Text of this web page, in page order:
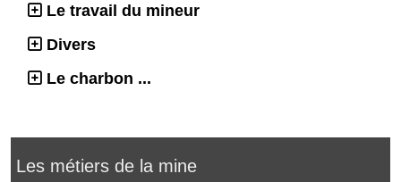
Le travail du mineur
Divers
Le charbon ...
Les métiers de la mine